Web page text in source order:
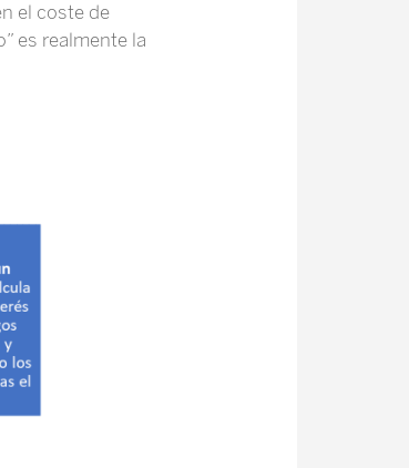
el coste de
es realmente la